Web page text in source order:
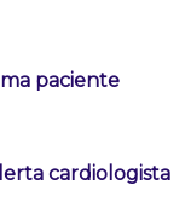
paciente
cardiologista